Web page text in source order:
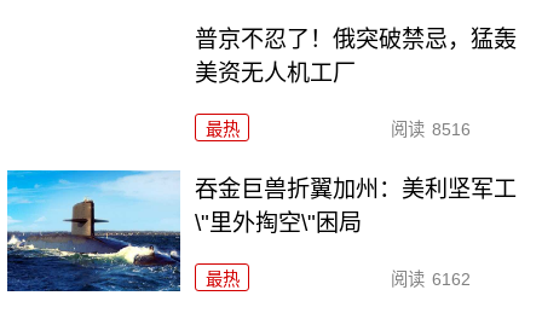
普京不忍了！俄突破禁忌，猛轰
美资无人机工厂
最热 阅读 8516
吞金巨兽折翼加州：美利坚军工
\"里外掏空\"困局
最热 阅读 6162